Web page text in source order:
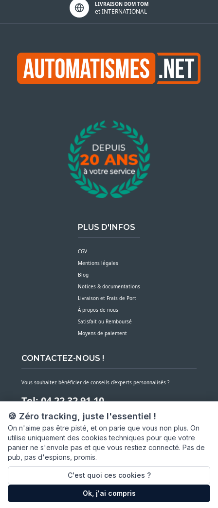
🍪 Zéro tracking, juste l'essentiel !
On n'aime pas être pisté, et on parie que vous non plus. On
utilise uniquement des cookies techniques pour que votre
panier ne s'envole pas et que vous restiez connecté. Pas de
pub, pas d'espions, promis.
C'est quoi ces cookies ?
Ok, j'ai compris
LIVRAISON DOM TOM
et INTERNATIONAL
PLUS D'INFOS
CGV
Mentions légales
Blog
Notices & documentations
Livraison et Frais de Port
À propos de nous
Satisfait ou Remboursé
Moyens de paiement
CONTACTEZ-NOUS !
Vous souhaitez bénéficier de conseils d’experts personnalisés ?
Tel: 04 22 32 91 10
Notre service client est à votre écoute du lundi au vendredi de 7h30 à 16h
NOUS CONTACTER PAR MESSAGE
SARL ASP06
06150 CANNES LA BOCCA